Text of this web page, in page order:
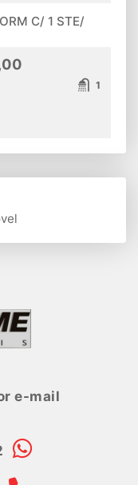
C/ 1 STE/
1
e-mail